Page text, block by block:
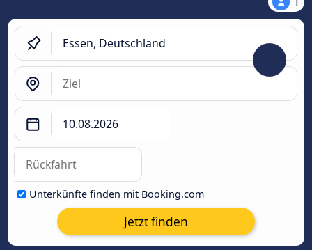
Unterkünfte finden mit Booking.com
Jetzt finden